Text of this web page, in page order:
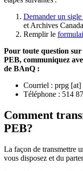
Demander un
et Archives
Remplir le f
Pour toute question sur
PEB, communiquez
de BAnQ :
Courriel : prpg [at]
Téléphone : 514
Comment
PEB?
La façon de transmettre
vous disposez et du